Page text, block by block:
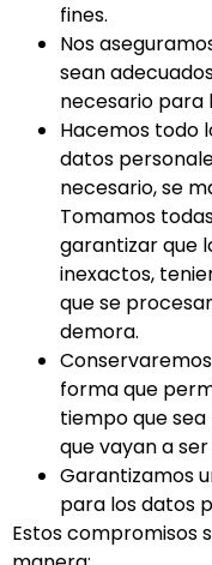
fines.
Nos
sean
necesario para
Hacemos todo
datos
necesario, se
Tomamos
garantizar que
inexactos,
que se
demora.
forma que
tiempo que
que vayan a
Garantizamos
para los datos
Estos compromisos